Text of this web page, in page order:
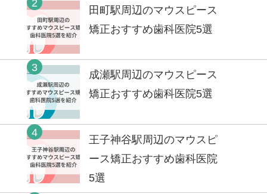
2
田町駅周辺のマウスピース
矯正おすすめ歯科医院5選
3
成瀬駅周辺のマウスピース
矯正おすすめ歯科医院5選
4
王子神谷駅周辺のマウスピ
ース矯正おすすめ歯科医院
5選